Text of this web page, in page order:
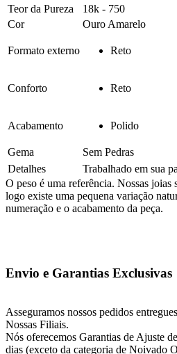
Teor da Pureza
18k - 750
Cor
Ouro Amarelo
Formato externo Reto
Conforto Reto
Acabamento Polido
Gema
Sem Pedras
Detalhes
Trabalhado em sua
O peso é uma referência. Nossas joias
logo existe uma pequena variação
numeração e o acabamento da peça.
Envio e Garantias Exclusivas
Asseguramos nossos pedidos
Nossas Filiais.
Nós oferecemos Garantias de Ajuste
dias (exceto da categoria de Noivado